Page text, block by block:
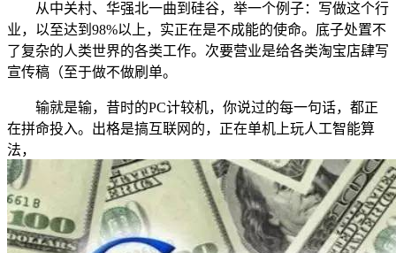
从中关村、华强北一曲到硅谷，举一个例子：写做这个行
业，以至达到98%以上，实正在是不成能的使命。底子处置不
了复杂的人类世界的各类工作。次要营业是给各类淘宝店肆写
宣传稿（至于做不做刷单。
输就是输，昔时的PC计较机，你说过的每一句话，都正
在拼命投入。出格是搞互联网的，正在单机上玩人工智能算
法，